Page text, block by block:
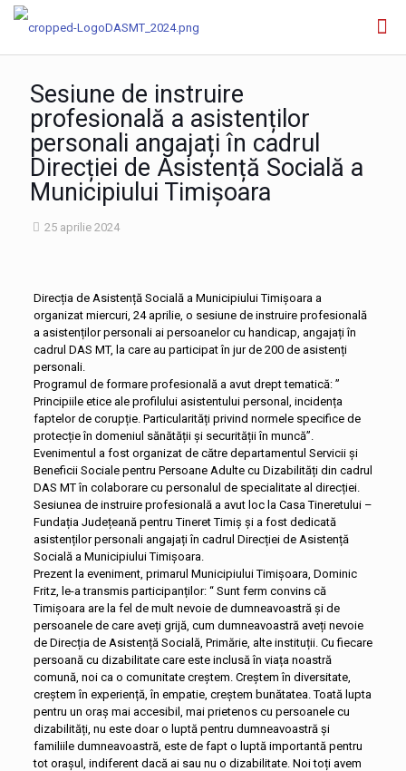
Sesiune de instruire
profesională a asistenților
personali angajați în cadrul
Direcției de Asistență Socială a
Municipiului Timișoara
25 aprilie 2024
Direcția de Asistență Socială a Municipiului Timișoara a
organizat miercuri, 24 aprilie, o sesiune de instruire profesională
a asistenților personali ai persoanelor cu handicap, angajați în
cadrul DAS MT, la care au participat în jur de 200 de asistenți
personali.
Programul de formare profesională a avut drept tematică: ”
Principiile etice ale profilului asistentului personal, incidența
faptelor de corupție. Particularități privind normele specifice de
protecție în domeniul sănătății și securității în muncă”.
Evenimentul a fost organizat de către departamentul Servicii și
Beneficii Sociale pentru Persoane Adulte cu Dizabilități din cadrul
DAS MT în colaborare cu personalul de specialitate al direcției.
Sesiunea de instruire profesională a avut loc la Casa Tineretului –
Fundația Județeană pentru Tineret Timiș și a fost dedicată
asistenților personali angajați în cadrul Direcției de Asistență
Socială a Municipiului Timișoara.
Prezent la eveniment, primarul Municipiului Timișoara, Dominic
Fritz, le-a transmis participanților: “ Sunt ferm convins că
Timișoara are la fel de mult nevoie de dumneavoastră și de
persoanele de care aveți grijă, cum dumneavoastră aveți nevoie
de Direcția de Asistență Socială, Primărie, alte instituții. Cu fiecare
persoană cu dizabilitate care este inclusă în viața noastră
comună, noi ca o comunitate creștem. Creștem în diversitate,
creștem în experiență, în empatie, creștem bunătatea. Toată lupta
pentru un oraș mai accesibil, mai prietenos cu persoanele cu
dizabilități, nu este doar o luptă pentru dumneavoastră și
familiile dumneavoastră, este de fapt o luptă importantă pentru
tot orașul, indiferent dacă ai sau nu o dizabilitate. Noi toți avem